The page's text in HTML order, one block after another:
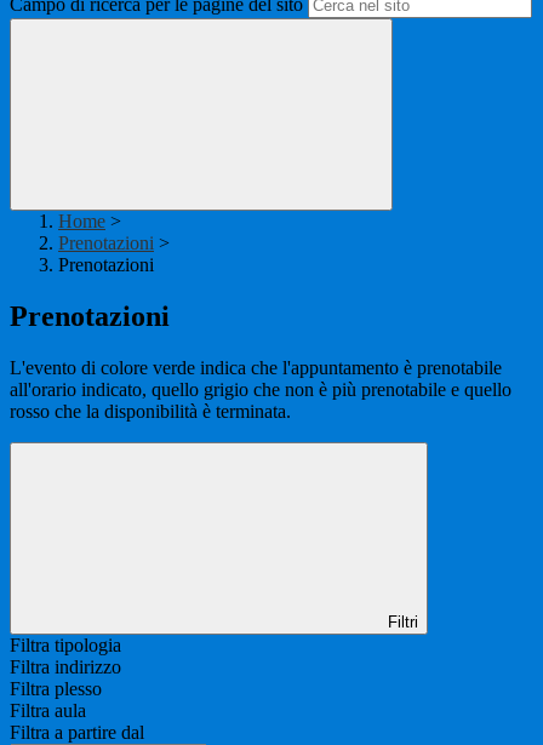
Campo di ricerca per le pagine del sito
Home >
Prenotazioni >
Prenotazioni
Prenotazioni
L'evento di colore verde indica che l'appuntamento è prenotabile
all'orario indicato, quello grigio che non è più prenotabile e quello
rosso che la disponibilità è terminata.
Filtri
Filtra tipologia
Filtra indirizzo
Filtra plesso
Filtra aula
Filtra a partire dal